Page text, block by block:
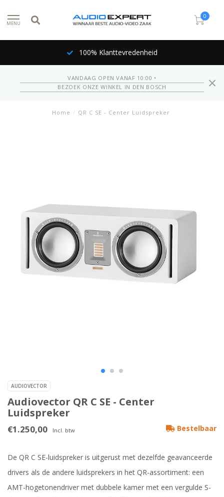
MENU
0
100% Klanttevredenheid
VANDAAG OPEN VANAF 10:00 •
BEZOEK ONZE WINKEL IN DEN BOSCH
Home / QR C SE - Center Luidspreker
AUDIOVECTOR
Audiovector QR C SE - Center
Luidspreker
€1.250,00 Incl. btw Bestelbaar
De QR C SE-luidspreker is uitgerust met dezelfde geavanceerde
drivers als de andere luidsprekers in het QR-assortiment: een
AMT-hogetonendriver met dubbele kamer met een vergulde S-